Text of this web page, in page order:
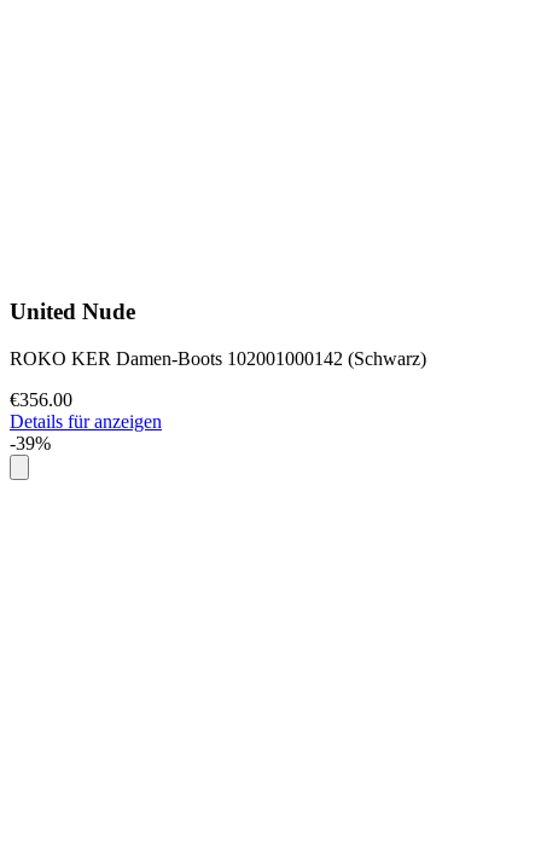
United Nude
ROKO KER Damen-Boots 102001000142 (Schwarz)
€356.00
Details für anzeigen
-39%